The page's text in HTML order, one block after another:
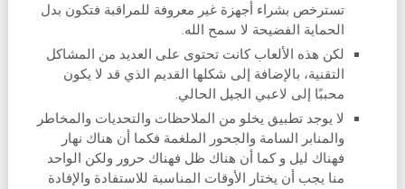
تسترخص بشراء أجهزة غير معروفة للمراقبة فتكون بدل
الحماية الفضيحة لا سمح الله.
لكن هذه الألعاب كانت تحتوى على العديد من المشاكل
التقنية، بالإضافة إلى شكلها القديم الذي قد لا يكون
محببًا إلى لاعبي الجيل الحالي.
لا يوجد تطبيق يخلو من الملاحظات والتحديات والمخاطر
والمنابر السامة والجحور الملغمة فكما أن هناك نهار
فهناك ليل و كما أن هناك ظل فهناك حرور ولكن الواحد
منا يجب أن يختار الأوقات المناسبة للاستفادة والإفادة